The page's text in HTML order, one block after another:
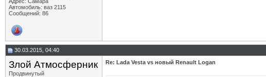
Автомобиль: ваз 2115
Сообщений: 86
30.03.2015, 04:40
Злой Атмосферник
Продвинутый
Re: Lada Vesta vs новый Renault Logan